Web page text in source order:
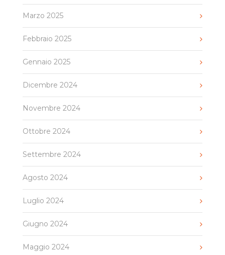
Marzo 2025
Febbraio 2025
Gennaio 2025
Dicembre 2024
Novembre 2024
Ottobre 2024
Settembre 2024
Agosto 2024
Luglio 2024
Giugno 2024
Maggio 2024